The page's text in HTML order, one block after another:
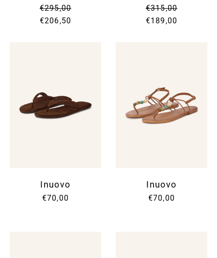
€295,00
€206,50
€315,00
€189,00
Inuovo
€70,00
Inuovo
€70,00